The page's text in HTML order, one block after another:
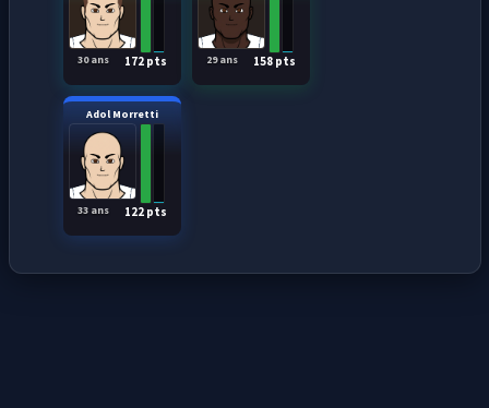
172 pts
30 ans 158 pts
29 ans
Adol Morretti
122 pts
33 ans